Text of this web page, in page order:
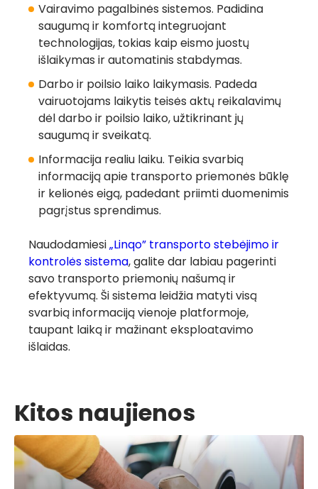
Vairavimo pagalbinės sistemos. Padidina
saugumą ir komfortą integruojant
technologijas, tokias kaip eismo juostų
išlaikymas ir automatinis stabdymas.
Darbo ir poilsio laiko laikymasis. Padeda
vairuotojams laikytis teisės aktų reikalavimų
dėl darbo ir poilsio laiko, užtikrinant jų
saugumą ir sveikatą.
Informacija realiu laiku. Teikia svarbią
informaciją apie transporto priemonės būklę
ir kelionės eigą, padedant priimti duomenimis
pagrįstus sprendimus.
Naudodamiesi„Linqo” transporto stebėjimo ir
kontrolės sistema, galite dar labiau pagerinti
savo transporto priemonių našumą ir
efektyvumą. Ši sistema leidžia matyti visą
svarbią informaciją vienoje platformoje,
taupant laiką ir mažinant eksploatavimo
išlaidas.
Kitos naujienos